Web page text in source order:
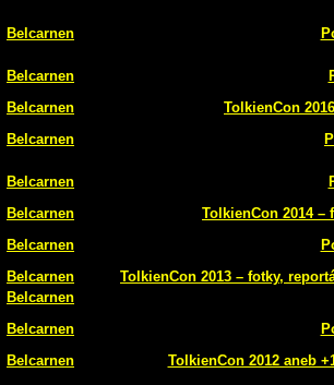
Belcarnen
Belcarnen
Belcarnen
TolkienCon
Belcarnen
Belcarnen
Belcarnen
TolkienCon 2014 –
Belcarnen
Belcarnen
TolkienCon 2013 – fotky,
Belcarnen
Belcarnen
Belcarnen TolkienCon 2012 aneb